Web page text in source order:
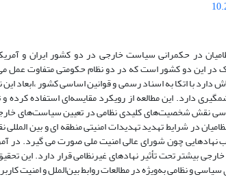
در حکمرانی سیاست خارجی در دو کشور ایران و
در این دو کشور است که در دو نظام حکومتی متفاوت عمل
دارد با اتکا به اسناد رسمی و قوانین اساسی کشور ،ابعاد
دارد. این مطالعه از رویکرد مقایسه‌ای استفاده
نقش شخصیت‌های کلیدی نظامی در تعیین سیاست‌های
در شرایط تهدید تهدیدات امنیتی منطقه ای و بین
چون شورای عالی امنیت ملی صورت می گیرد. در
بیشتر تحت تأثیر نهادهای غیرنظامی قرار دارد. این
و نظامی به‌ویژه در مطالعات روابط بین‌الملل و امنیت